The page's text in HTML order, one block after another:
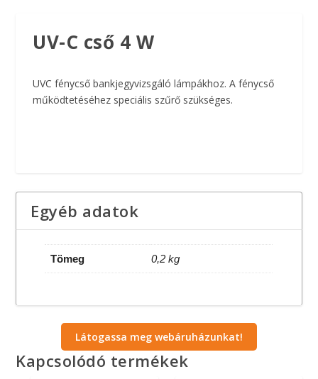
UV-C cső 4 W
UVC fénycső bankjegyvizsgáló lámpákhoz. A fénycső
működtetéséhez speciális szűrő szükséges.
Egyéb adatok
Tömeg 0,2 kg
Látogassa meg webáruházunkat!
Kapcsolódó termékek